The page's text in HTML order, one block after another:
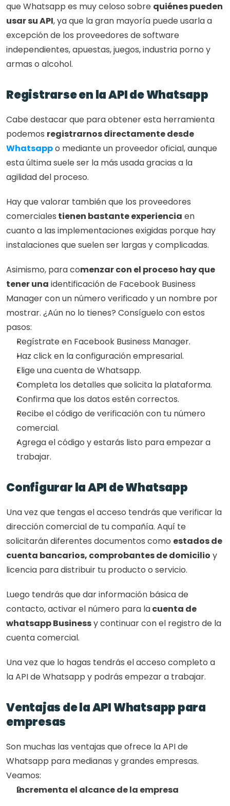
que Whatsapp es muy celoso sobre quiénes pueden
usar su API, ya que la gran mayoría puede usarla a
excepción de los proveedores de software
independientes, apuestas, juegos, industria porno y
armas o alcohol.
Registrarse en la API de Whatsapp
Cabe destacar que para obtener esta herramienta
podemos
Whatsapp o mediante un proveedor oficial, aunque
esta última suele ser la más usada gracias a la
agilidad del proceso.
Hay que valorar también que los proveedores
comerciales tienen bastante experiencia en
cuanto a las implementaciones exigidas porque hay
instalaciones que suelen ser largas y complicadas.
Asimismo, para comenzar con el proceso hay que
tener una identificación de Facebook Business
Manager con un número verificado y un nombre por
mostrar. ¿Aún no lo tienes? Consíguelo con estos
pasos:
Regístrate en Facebook Business Manager.
Haz click en la configuración empresarial.
Elige una cuenta de Whatsapp.
Completa los detalles que solicita la plataforma.
Confirma que los datos estén correctos.
Recibe el código de verificación con tu número
comercial.
Agrega el código y estarás listo para empezar a
trabajar.
Configurar la API de Whatsapp
Una vez que tengas el acceso tendrás que verificar la
dirección comercial de tu compañía. Aquí te
solicitarán diferentes documentos como estados de
cuenta bancarios, comprobantes de domicilio y
licencia para distribuir tu producto o servicio.
Luego tendrás que dar información básica de
contacto, activar el número para la cuenta de
whatsapp Business y continuar con el registro de la
cuenta comercial.
Una vez que lo hagas tendrás el acceso completo a
la API de Whatsapp y podrás empezar a trabajar.
Ventajas de la API Whatsapp para
empresas
Son muchas las ventajas que ofrece la API de
Whatsapp para medianas y grandes empresas.
Veamos:
Incrementa el alcance de la empresa